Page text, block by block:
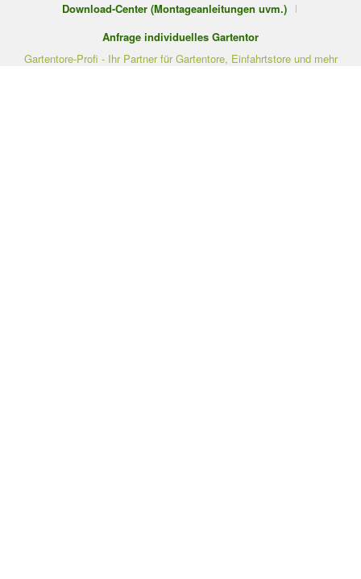
Download-Center (Montageanleitungen uvm.)
Anfrage individuelles Gartentor
Gartentore-Profi - Ihr Partner für Gartentore, Einfahrtstore und mehr